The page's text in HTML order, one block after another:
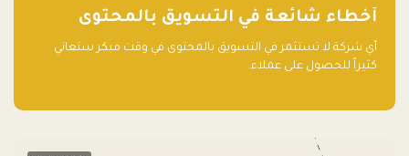
أخطاء شائعة في التسويق بالمحتوى
أي شركة لا تستثمر في التسويق بالمحتوى في وقت مبكر ستعاني
كثيراً للحصول على عملاء.